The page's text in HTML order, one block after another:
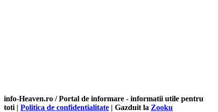
info-Heaven.ro / Portal de informare - informatii utile pentru
toti | Politica de confidentialitate | Gazduit la Zooku